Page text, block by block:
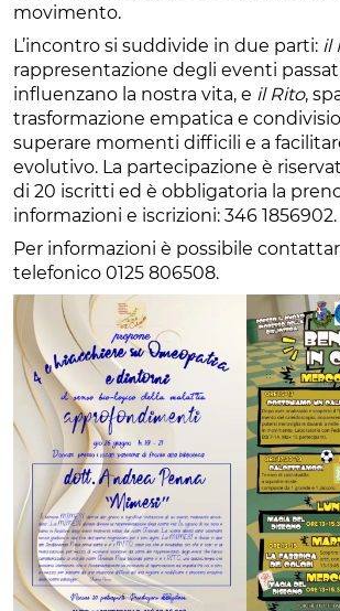
movimento.
L’incontro si suddivide in due parti: il
rappresentazione degli eventi
influenzano la nostra vita, e il Rito,
trasformazione empatica e
superare momenti difficili e a
evolutivo. La partecipazione è
di 20 iscritti ed è obbligatoria la
informazioni e iscrizioni: 346 1856902.
Per informazioni è possibile
telefonico 0125 806508.